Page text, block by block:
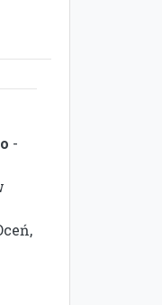
-